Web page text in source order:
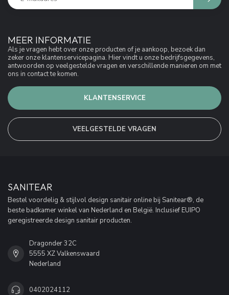
MEER INFORMATIE
Als je vragen hebt over onze producten of je aankoop, bezoek dan
zeker onze klantenservicepagina. Hier vindt u onze bedrijfsgegevens,
antwoorden op veelgestelde vragen en verschillende manieren om met
ons in contact te komen.
KLANTENSERVICE
VEELGESTELDE VRAGEN
SANITEAR
Bestel voordelig & stijlvol design sanitair online bij Sanitear®, de
beste badkamer winkel van Nederland en België. Inclusief EUIPO
geregistreerde design sanitair producten.
Dragonder 32C
5555 XZ Valkenswaard
Nederland
0402024112